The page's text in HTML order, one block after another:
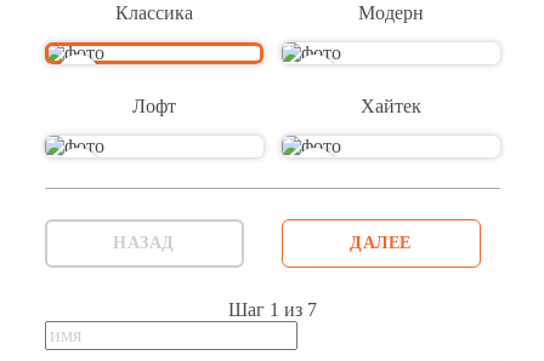
Классика Модерн
Лофт Хайтек
НАЗАД ДАЛЕЕ
Шаг 1 из 7